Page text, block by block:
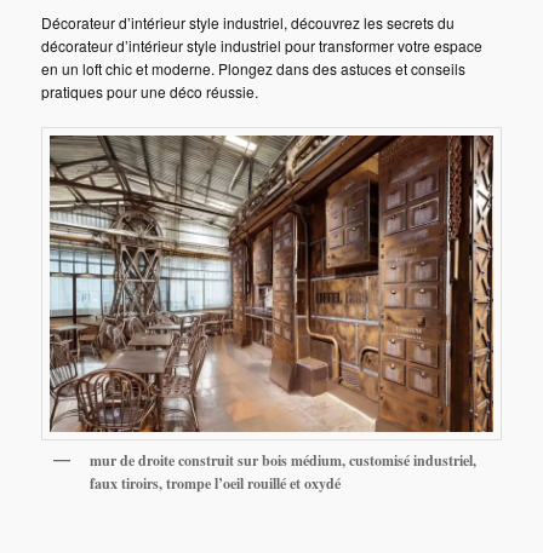
Décorateur d’intérieur style industriel, découvrez les secrets du
décorateur d’intérieur style industriel pour transformer votre espace
en un loft chic et moderne. Plongez dans des astuces et conseils
pratiques pour une déco réussie.
mur de droite construit sur bois médium, customisé industriel,
faux tiroirs, trompe l’oeil rouillé et oxydé